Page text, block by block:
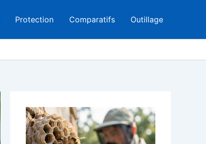
Protection Comparatifs Outillage